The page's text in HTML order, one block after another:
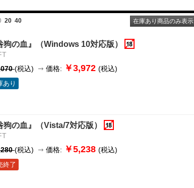
在庫あり商品のみ表示
20 40
狗の血』（Windows 10対応版）
(税込) 価格: ￥3,972 (税込)
あり
狗の血』（Vista/7対応版）
(税込) 価格: ￥5,238 (税込)
終了